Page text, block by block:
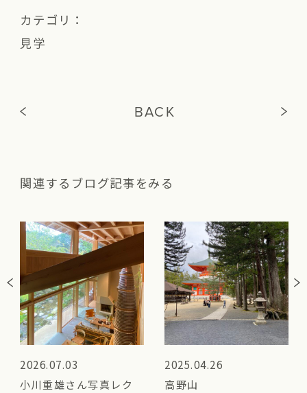
カテゴリ：
見学
BACK
関連するブログ記事をみる
小川重雄さん写真レク
2026.07.03
高野山
2025.04.26